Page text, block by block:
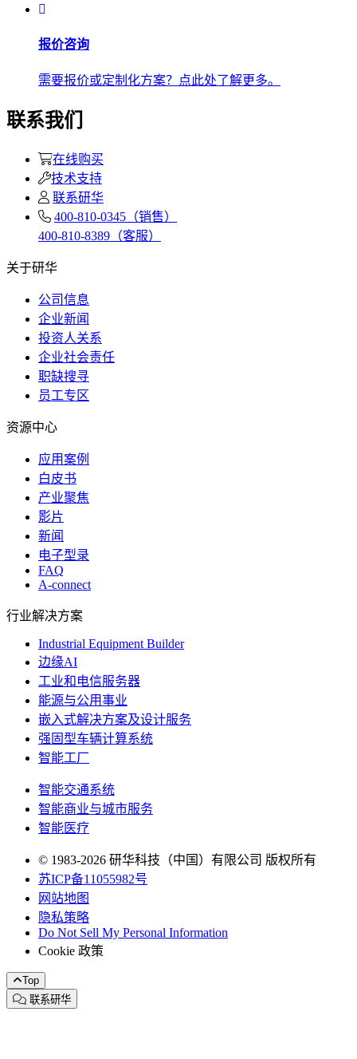
报价咨询
需要报价或定制化方案？点此处了解更多。
联系我们
在线购买
技术支持
联系研华
400-810-0345（销售）
400-810-8389（客服）
关于研华
公司信息
企业新闻
投资人关系
企业社会责任
职缺搜寻
员工专区
资源中心
应用案例
白皮书
产业聚焦
影片
新闻
电子型录
FAQ
A-connect
行业解决方案
Industrial Equipment Builder
边缘AI
工业和电信服务器
能源与公用事业
嵌入式解决方案及设计服务
强固型车辆计算系统
智能工厂
智能交通系统
智能商业与城市服务
智能医疗
© 1983-2026 研华科技（中国）有限公司 版权所有
苏ICP备11055982号
网站地图
隐私策略
Do Not Sell My Personal Information
Cookie 政策
Top
联系研华